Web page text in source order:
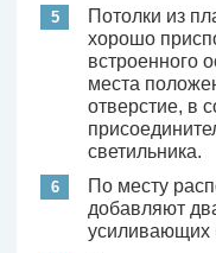
Потолки из
хорошо
встроенного
места
отверстие, в
светильника.
По месту
добавляют
усиливающих